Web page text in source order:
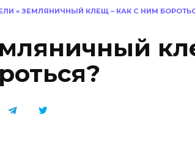
» ЗЕМЛЯНИЧНЫЙ КЛЕЩ – КАК С НИМ